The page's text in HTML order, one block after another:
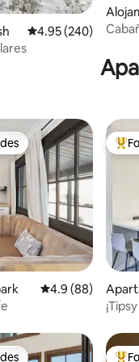
Calificación
4.95 (240)
preferido
Calificación
4.9 (88)
k